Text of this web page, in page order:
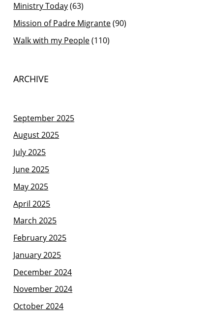
Ministry Today(63)
Mission of Padre Migrante(90)
Walk with my People(110)
ARCHIVE
September 2025
August 2025
July 2025
June 2025
May 2025
April 2025
March 2025
February 2025
January 2025
December 2024
November 2024
October 2024